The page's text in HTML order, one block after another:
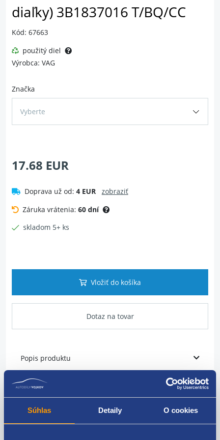
Súhlas Detaily O cookies
diaľky) 3B1837016 T/BQ/CC
Kód: 67663
použitý diel
Výrobca: VAG
Značka
Vyberte
17.68 EUR
Doprava už od: 4 EUR
zobraziť
Záruka vrátenia: 60 dní
skladom 5+ ks
Vložiť do košíka
Dotaz na tovar
Popis produktu
Zámok
model: s centrálnym zamykaním